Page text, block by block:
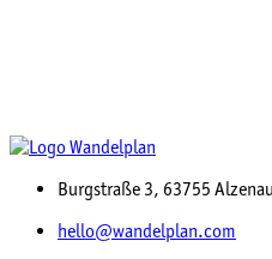
Burgstraße 3, 63755
hello@wandelplan.com